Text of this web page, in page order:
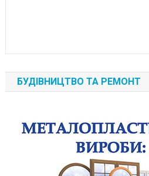
БУДІВНИЦТВО ТА РЕМОНТ